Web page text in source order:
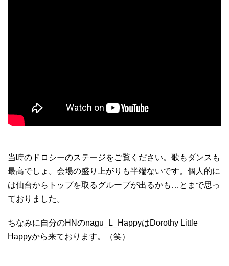
当時のドロシーのステージをご覧ください。歌もダンスも
最高でしょ。会場の盛り上がりも半端ないです。個人的に
は仙台からトップを取るグループが出るかも…とまで思っ
ておりました。
ちなみに自分のHNのnagu_L_HappyはDorothy Little
Happyから来ております。（笑）